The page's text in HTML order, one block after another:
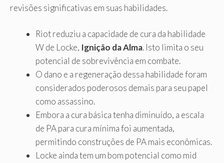
revisões significativas em suas habilidades.
Riot reduziu a capacidade de cura da habilidade
W de Locke, Ignição da Alma. Isto limita o seu
potencial de sobrevivência em combate.
O dano e a regeneração dessa habilidade foram
considerados poderosos demais para seu papel
como assassino.
Embora a cura básica tenha diminuído, a escala
de PA para cura mínima foi aumentada,
permitindo construções de PA mais econômicas.
Locke ainda tem um bom potencial como mid